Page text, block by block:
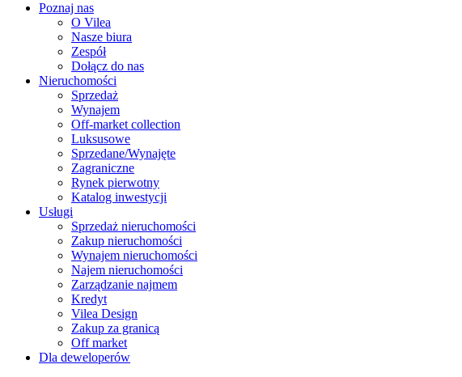
Poznaj nas
O Vilea
Nasze biura
Zespół
Dołącz do nas
Nieruchomości
Sprzedaż
Wynajem
Off-market collection
Luksusowe
Sprzedane/Wynajęte
Zagraniczne
Rynek pierwotny
Katalog inwestycji
Usługi
Sprzedaż nieruchomości
Zakup nieruchomości
Wynajem nieruchomości
Najem nieruchomości
Zarządzanie najmem
Kredyt
Vilea Design
Zakup za granicą
Off market
Dla deweloperów